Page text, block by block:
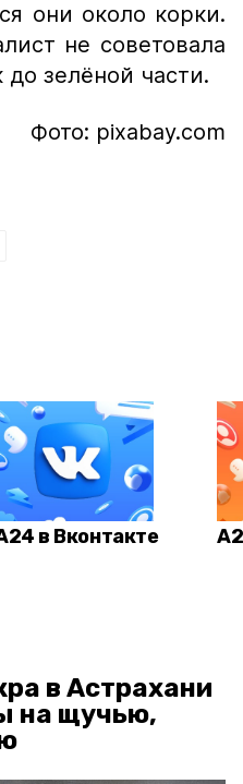
они около корки.
не советовала
до зелёной части.
Фото: pixabay.com
в Вконтакте
в Астрахани
на щучью,